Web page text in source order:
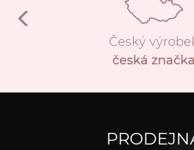
Český
česká značka